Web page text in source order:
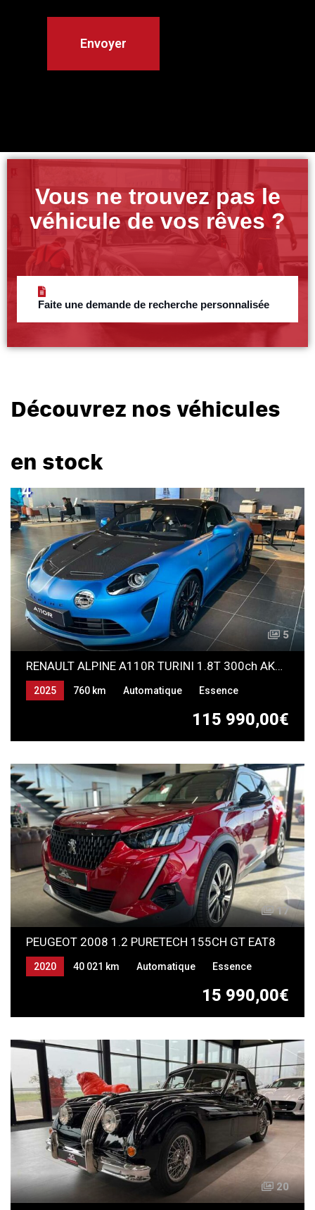
Vous ne trouvez pas le
véhicule de vos rêves ?
Faite une demande de recherche personnalisée
Découvrez nos véhicules
en stock
5
RENAULT ALPINE A110R TURINI 1.8T 300ch AKRAPOVIC
115 990,00€
2025 760 km Automatique Essence
17
PEUGEOT 2008 1.2 PURETECH 155CH GT EAT8
15 990,00€
2020 40 021 km Automatique Essence
20